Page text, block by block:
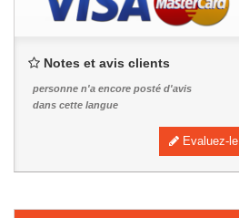
Notes et avis clients
personne n'a encore posté d'avis
dans cette langue
Evaluez-le